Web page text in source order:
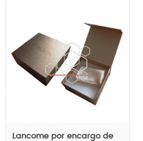
vino innovador Mostrar así la
bandeja interna real convertido
en lujo y elementos innovadores
para marcas de vino de lujo.
Lancome por encargo de